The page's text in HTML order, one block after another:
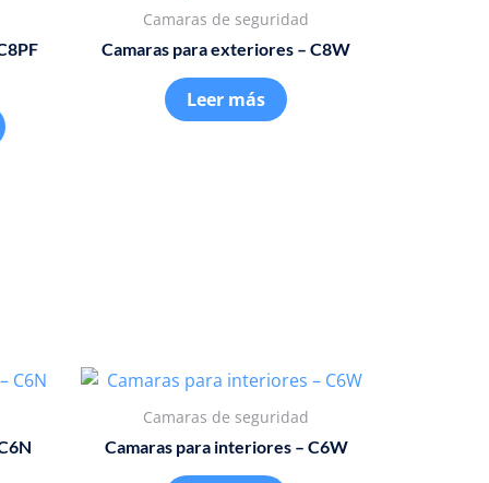
Camaras de seguridad
Camaras para exteriores – C8W
Leer más
Camaras de seguridad
Camaras para interiores – C6W